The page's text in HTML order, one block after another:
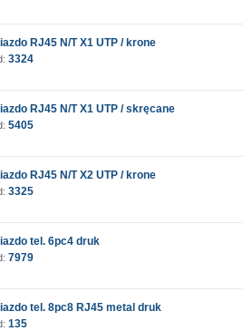
RJ45 N/T X1 UTP / krone
3324
RJ45 N/T X1 UTP / skręcane
5405
RJ45 N/T X2 UTP / krone
3325
tel. 6pc4 druk
7979
tel. 8pc8 RJ45 metal druk
135